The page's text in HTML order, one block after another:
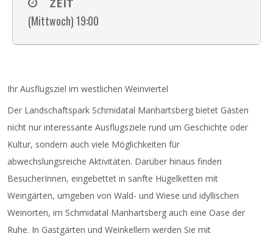
Landeshauptmann a. D. diskutiert mit prominenten
Expertinnen und Experten unter der Moderation von
entwickeln und gestalten – wie geht das? Welche
Welche Maßnahmen sind notwendig, um den
ländlichen Raum zu stärken? Gibt es wirklich die
vielzitierte Stadtflucht? Ein Diskussionsabend mit
viel Gegenwart und noch mehr Zukunft.
Zu hören am 17. September 2025 ab 21.00 Uhr auf
Radio Niederösterreich.
Eintritt frei!Anmeldung unter Tel: 0676 88405867
oder kamingespraeche@kulturregionnoe.at
ZEIT
(Mittwoch) 19:00
Ihr Ausflugsziel im westlichen Weinviertel
Der Landschaftspark Schmidatal Manhartsberg bietet Gästen
nicht nur interessante Ausflugsziele rund um Geschichte oder
Kultur, sondern auch viele Möglichkeiten für
abwechslungsreiche Aktivitäten. Darüber hinaus finden
BesucherInnen, eingebettet in sanfte Hügelketten mit
Weingärten, umgeben von Wald- und Wiese und idyllischen
Weinorten, im Schmidatal Manhartsberg auch eine Oase der
Ruhe. In Gastgärten und Weinkellern werden Sie mit